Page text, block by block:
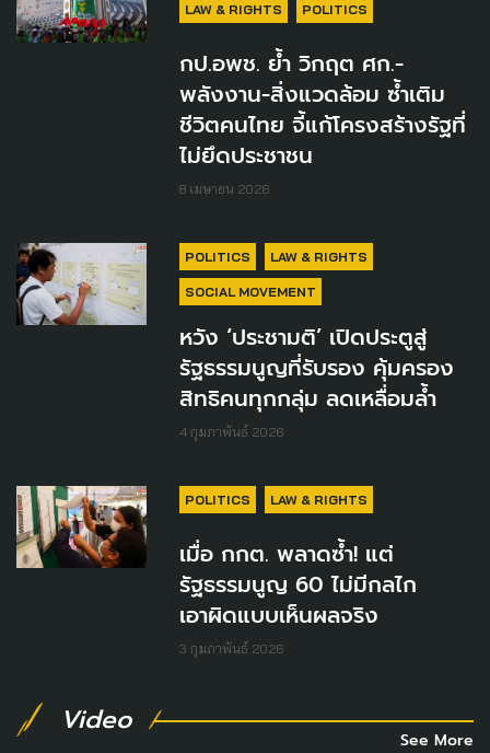
LAW & RIGHTS POLITICS
กป.อพช. ย้ำ วิกฤต ศก.-
พลังงาน-สิ่งแวดล้อม ซ้ำเติม
ชีวิตคนไทย จี้แก้โครงสร้างรัฐที่
ไม่ยึดประชาชน
8 เมษายน 2026
POLITICS LAW & RIGHTS
SOCIAL MOVEMENT
หวัง ‘ประชามติ’ เปิดประตูสู่
รัฐธรรมนูญที่รับรอง คุ้มครอง
สิทธิคนทุกกลุ่ม ลดเหลื่อมล้ำ
4 กุมภาพันธ์ 2026
POLITICS LAW & RIGHTS
เมื่อ กกต. พลาดซ้ำ! แต่
รัฐธรรมนูญ 60 ไม่มีกลไก
เอาผิดแบบเห็นผลจริง
3 กุมภาพันธ์ 2026
Video
See More